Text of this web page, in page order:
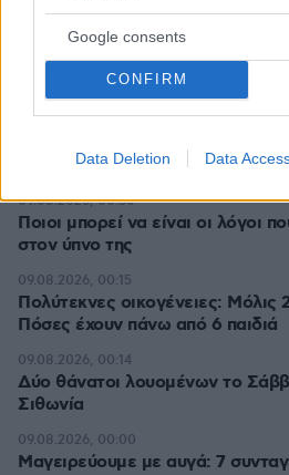
Google consents
CONFIRM
Data Deletion Data
Συντριβή ελικοπτέρου στο Ρίο
τέσσερις επιβαίνοντες
πριν 41 λεπτά
Εκτός ελέγχου μεγάλη δασική
πριν μία ώρα
Ποιοι μπορεί να είναι οι λόγοι
στον ύπνο της
09.08.2026, 00:30
Πολύτεκνες οικογένειες:
Πόσες έχουν πάνω από 6 παιδιά
09.08.2026, 00:15
Δύο θάνατοι λουομένων το
Σιθωνία
09.08.2026, 00:14
Μαγειρεύουμε με αυγά: 7
09.08.2026, 00:00